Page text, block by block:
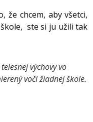
že chcem, aby všetci,
ste si ju užili tak
výchovy vo
voči žiadnej škole.